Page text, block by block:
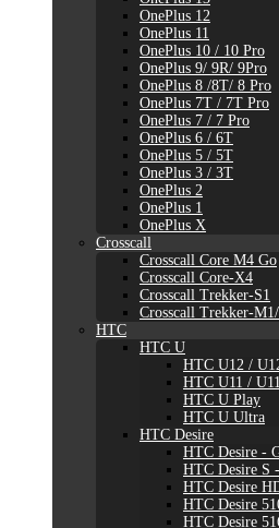
OnePlus 12
OnePlus 11
OnePlus 10 / 10 Pro
OnePlus 9/ 9R/ 9Pro
OnePlus 8 /8T/ 8 Pro
OnePlus 7T / 7T Pro
OnePlus 7 / 7 Pro
OnePlus 6 / 6T
OnePlus 5 / 5T
OnePlus 3 / 3T
OnePlus 2
OnePlus 1
OnePlus X
Crosscall
Crosscall Core M4 Go
Crosscall Core-X4
Crosscall Trekker-S1
Crosscall Trekker-
HTC
HTC U
HTC U12 /
HTC U11 /
HTC U Play
HTC U Ultra
HTC Desire
HTC Desire -
HTC Desire S
HTC Desire
HTC Desire
HTC Desire